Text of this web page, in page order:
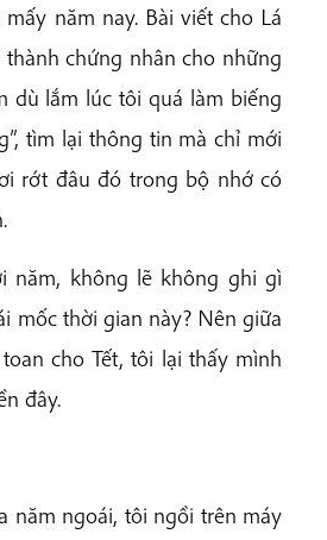
năm nay. Bài viết cho Lá
chứng nhân cho những
dù lắm lúc tôi quá làm biếng
tìm lại thông tin mà chỉ mới
rớt đâu đó trong bộ nhớ có
năm, không lẽ không ghi gì
mốc thời gian này? Nên giữa
cho Tết, tôi lại thấy mình
đây.
năm ngoái, tôi ngồi trên máy